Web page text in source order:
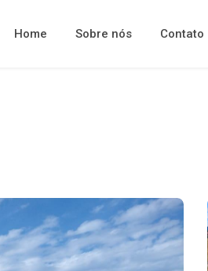
Home Sobre nós Contato